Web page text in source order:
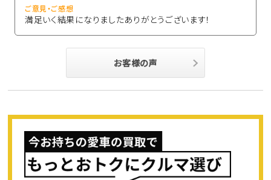
ご意見・ご感想
満足いく結果になりましたありがとうございます！
お客様の声